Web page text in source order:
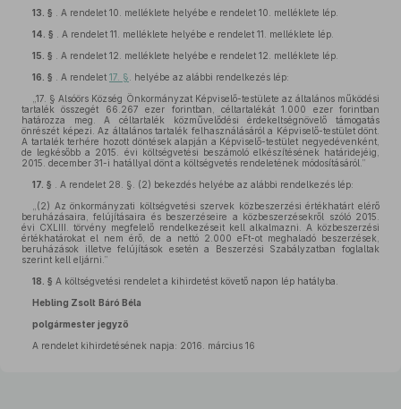
13. § . A rendelet 10. melléklete helyébe e rendelet 10. melléklete lép.
14. § . A rendelet 11. melléklete helyébe e rendelet 11. melléklete lép.
15. § . A rendelet 12. melléklete helyébe e rendelet 12. melléklete lép.
16. § . A rendelet 17. § . helyébe az alábbi rendelkezés lép:
„17. § Alsóörs Község Önkormányzat Képviselő-testülete az általános működési
tartalék összegét 66.267 ezer forintban, céltartalékát 1.000 ezer forintban
határozza meg. A céltartalék közművelődési érdekeltségnövelő támogatás
önrészét képezi. Az általános tartalék felhasználásáról a Képviselő-testület dönt.
A tartalék terhére hozott döntések alapján a Képviselő-testület negyedévenként,
de legkésőbb a 2015. évi költségvetési beszámoló elkészítésének határidejéig,
2015. december 31-i hatállyal dönt a költségvetés rendeletének módosításáról.”
17. § . A rendelet 28. §. (2) bekezdés helyébe az alábbi rendelkezés lép:
„(2) Az önkormányzati költségvetési szervek közbeszerzési értékhatárt elérő
beruházásaira, felújításaira és beszerzéseire a közbeszerzésekről szóló 2015.
évi CXLIII. törvény megfelelő rendelkezéseit kell alkalmazni. A közbeszerzési
értékhatárokat el nem érő, de a nettó 2.000 eFt-ot meghaladó beszerzések,
beruházások illetve felújítások esetén a Beszerzési Szabályzatban foglaltak
szerint kell eljárni.”
18. § A költségvetési rendelet a kihirdetést követő napon lép hatályba.
Hebling Zsolt Báró Béla
polgármester jegyző
A rendelet kihirdetésének napja: 2016. március 16